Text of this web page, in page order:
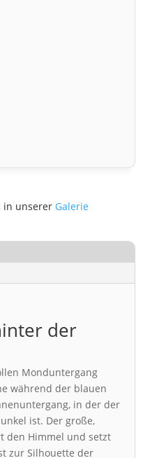
in unserer Galerie
der
Monduntergang
während der blauen
in der der
ist. Der große,
den Himmel und setzt
zur Silhouette der